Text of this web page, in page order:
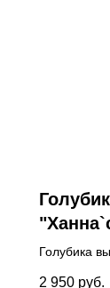
Голубика
2 950 руб.